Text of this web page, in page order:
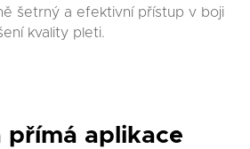
šetrný a efektivní přístup v boji
kvality pleti.
přímá aplikace